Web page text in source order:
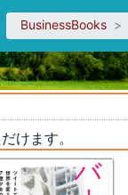
BusinessBooks
けます。